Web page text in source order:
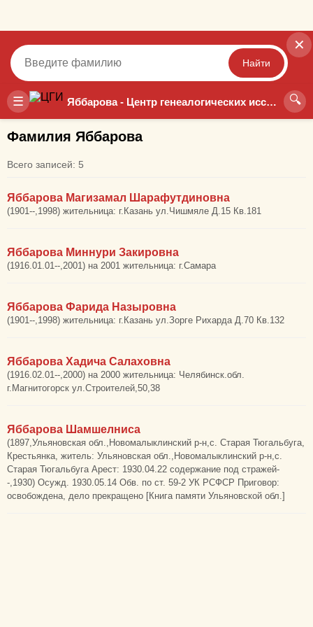
☰ Яббарова - Центр генеалогических исследований 🔍
✕
Найти
Точный Неточный
Фамилия Яббарова
Всего записей: 5
Яббарова Магизамал Шарафутдиновна
(1901--,1998) жительница: г.Казань ул.Чишмяле Д.15 Кв.181
Яббарова Миннури Закировна
(1916.01.01--,2001) на 2001 жительница: г.Самара
Яббарова Фарида Назыровна
(1901--,1998) жительница: г.Казань ул.Зорге Рихарда Д.70 Кв.132
Яббарова Хадича Салаховна
(1916.02.01--,2000) на 2000 жительница: Челябинск.обл.
г.Магнитогорск ул.Строителей,50,38
Яббарова Шамшелниса
(1897,Ульяновская обл.,Новомалыклинский р-н,с. Старая Тюгальбуга,
Крестьянка, житель: Ульяновская обл.,Новомалыклинский р-н,с.
Старая Тюгальбуга Арест: 1930.04.22 содержание под стражей-
-,1930) Осужд. 1930.05.14 Обв. по ст. 59-2 УК РСФСР Приговор:
освобождена, дело прекращено [Книга памяти Ульяновской обл.]